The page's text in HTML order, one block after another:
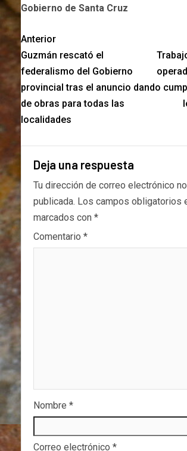
Gobierno de Santa Cruz
Anterior
Guzmán rescató el
federalismo del Gobierno
provincial tras el anuncio
de obras para todas las
localidades
dando
Deja una respuesta
Tu dirección de correo electrónico
publicada. Los campos obligatorios
marcados con *
Comentario *
Nombre *
Correo electrónico *